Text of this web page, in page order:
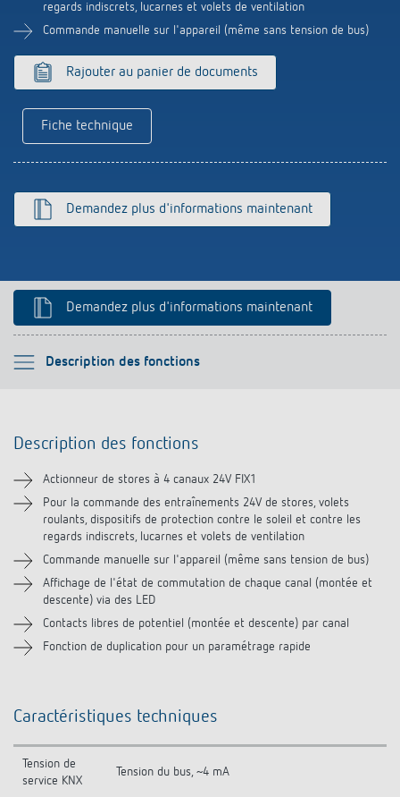
de Theben
Régulation de la température
Références
Télérupteur impulsionnel OKTO de Theben
regards indiscrets, lucarnes et volets de ventilation
Commande manuelle sur l'appareil (même sans tension de bus)
Rajouter au panier de documents
Fiche technique
Demandez plus d'informations maintenant
Demandez plus d'informations maintenant
Description des fonctions
Veuillez sélectionner
Informations techniques
Téléchargements
Produits similaires
Description des fonctions
Actionneur de stores à 4 canaux 24V FIX1
Pour la commande des entraînements 24V de stores, volets
roulants, dispositifs de protection contre le soleil et contre les
regards indiscrets, lucarnes et volets de ventilation
Commande manuelle sur l'appareil (même sans tension de bus)
Affichage de l'état de commutation de chaque canal (montée et
descente) via des LED
Contacts libres de potentiel (montée et descente) par canal
Fonction de duplication pour un paramétrage rapide
Caractéristiques techniques
Tension de
service KNX
Tension du bus, ~4 mA